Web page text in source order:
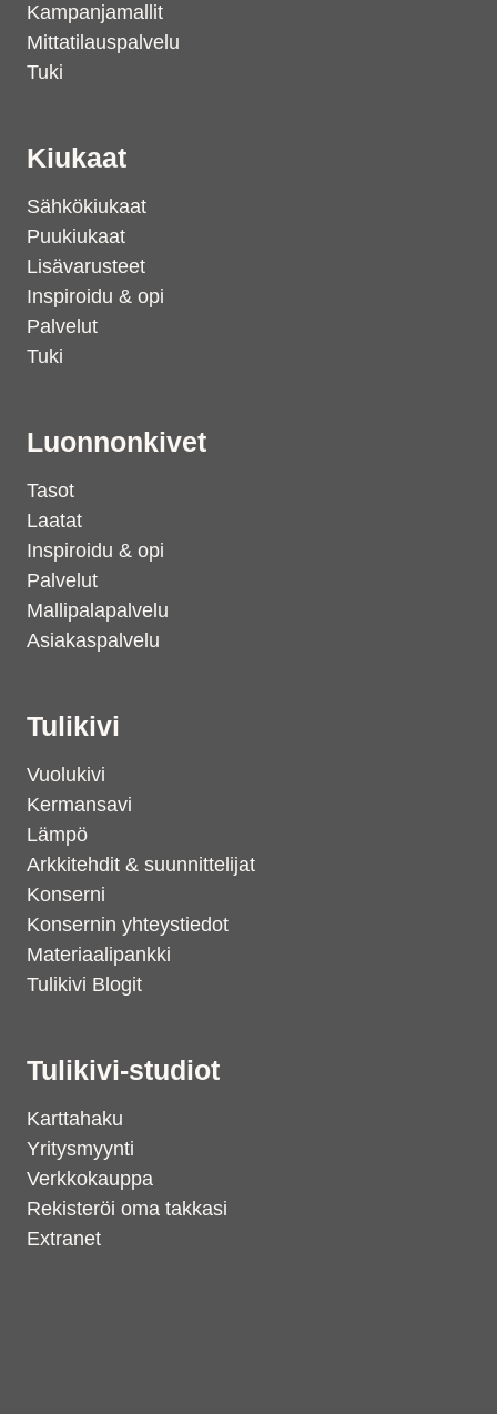
Kampanjamallit
Mittatilauspalvelu
Tuki
Kiukaat
Sähkökiukaat
Puukiukaat
Lisävarusteet
Inspiroidu & opi
Palvelut
Tuki
Luonnonkivet
Tasot
Laatat
Inspiroidu & opi
Palvelut
Mallipalapalvelu
Asiakaspalvelu
Tulikivi
Vuolukivi
Kermansavi
Lämpö
Arkkitehdit & suunnittelijat
Konserni
Konsernin yhteystiedot
Materiaalipankki
Tulikivi Blogit
Tulikivi-studiot
Karttahaku
Yritysmyynti
Verkkokauppa
Rekisteröi oma takkasi
Extranet